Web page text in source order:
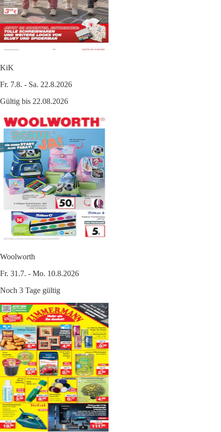
KiK
Fr. 7.8. - Sa. 22.8.2026
Gültig bis 22.08.2026
Woolworth
Fr. 31.7. - Mo. 10.8.2026
Noch 3 Tage gültig